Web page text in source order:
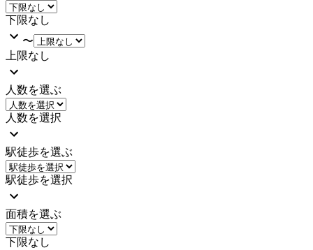
下限なし
〜
上限なし
人数を選ぶ
人数を選択
駅徒歩を選ぶ
駅徒歩を選択
面積を選ぶ
下限なし